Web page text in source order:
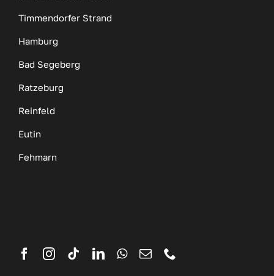
Timmendorfer Strand
Hamburg
Bad Segeberg
Ratzeburg
Reinfeld
Eutin
Fehmarn